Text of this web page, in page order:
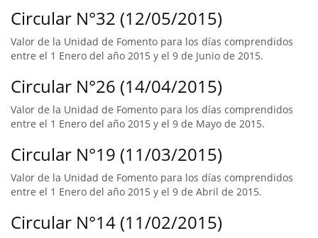
Circular N°32 (12/05/2015)
Valor de la Unidad de Fomento para los días comprendidos
entre el 1 Enero del año 2015 y el 9 de Junio de 2015.
Circular N°26 (14/04/2015)
Valor de la Unidad de Fomento para los días comprendidos
entre el 1 Enero del año 2015 y el 9 de Mayo de 2015.
Circular N°19 (11/03/2015)
Valor de la Unidad de Fomento para los días comprendidos
entre el 1 Enero del año 2015 y el 9 de Abril de 2015.
Circular N°14 (11/02/2015)